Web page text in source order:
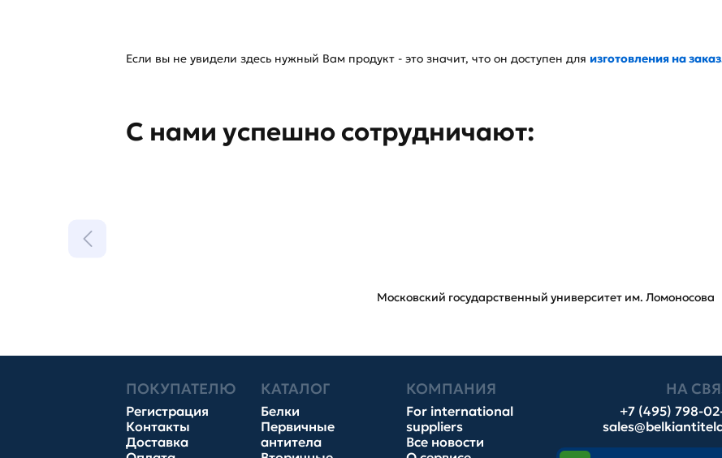
Если вы не увидели здесь нужный Вам продукт - это значит, что он доступен для изготовления на
С нами успешно сотрудничают:
Московский государственный университет им. Ломоносова
ПОКУПАТЕЛЮ
Регистрация
Контакты
Доставка
КАТАЛОГ
Белки
Первичные
антитела
КОМПАНИЯ
For international
suppliers
Все новости
НА
+7 (495) 798-